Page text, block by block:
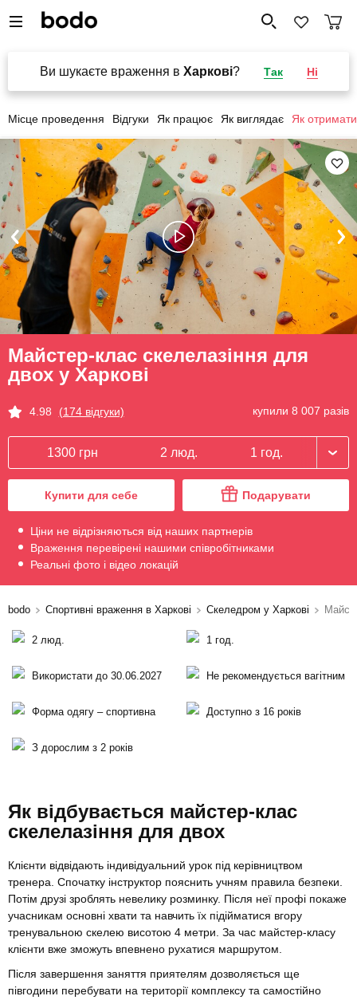
Ви шукаєте враження в Харкові? Так Ні
Місце проведення Відгуки Як працює Як виглядає Як отримати
Майстер-клас скелелазіння для
двох у Харкові
4.98 (174 відгуки) купили 8 007 разів
1300 грн 2 люд. 1 год.
Купити для себе Подарувати
Ціни не відрізняються від наших партнерів
Враження перевірені нашими співробітниками
Реальні фото і відео локацій
bodo Спортивні враження в Харкові Скеледром у Харкові
2 люд. 1 год.
Використати до 30.06.2027 Не рекомендується вагітним
Форма одягу – спортивна Доступно з 16 років
З дорослим з 2 років
Як відбувається майстер-клас
скелелазіння для двох
Клієнти відвідають індивідуальний урок під керівництвом
тренера. Спочатку інструктор пояснить учням правила безпеки.
Потім друзі зроблять невелику розминку. Після неї профі покаже
учасникам основні хвати та навчить їх підійматися вгору
тренувальною скелею висотою 4 метри. За час майстер-класу
клієнти вже зможуть впевнено рухатися маршрутом.
Після завершення заняття приятелям дозволяється ще
півгодини перебувати на території комплексу та самостійно